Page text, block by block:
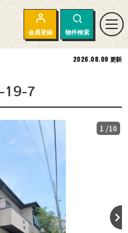
会員登録 物件検索
2026.08.09 更新
19-7
1 /10